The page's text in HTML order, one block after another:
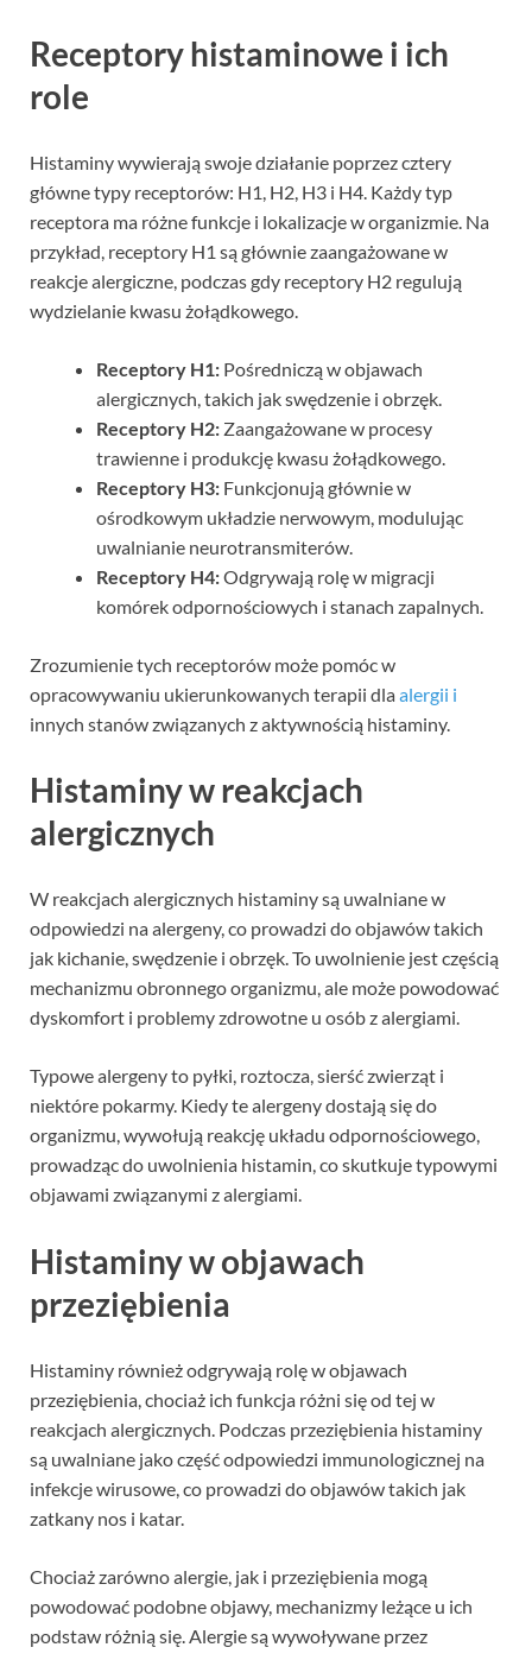
Receptory histaminowe i ich
role
Histaminy wywierają swoje działanie poprzez cztery
główne typy receptorów: H1, H2, H3 i H4. Każdy typ
receptora ma różne funkcje i lokalizacje w organizmie. Na
przykład, receptory H1 są głównie zaangażowane w
reakcje alergiczne, podczas gdy receptory H2 regulują
wydzielanie kwasu żołądkowego.
Receptory H1: Pośredniczą w objawach
alergicznych, takich jak swędzenie i obrzęk.
Receptory H2: Zaangażowane w procesy
trawienne i produkcję kwasu żołądkowego.
Receptory H3: Funkcjonują głównie w
ośrodkowym układzie nerwowym, modulując
uwalnianie neurotransmiterów.
Receptory H4:Odgrywają rolę w migracji
komórek odpornościowych i stanach zapalnych.
Zrozumienie tych receptorów może pomóc w
opracowywaniu ukierunkowanych terapii dlaalergii i
innych stanów związanych z aktywnością histaminy.
Histaminy w reakcjach
alergicznych
W reakcjach alergicznych histaminy są uwalniane w
odpowiedzi na alergeny, co prowadzi do objawów takich
jak kichanie, swędzenie i obrzęk. To uwolnienie jest częścią
mechanizmu obronnego organizmu, ale może powodować
dyskomfort i problemy zdrowotne u osób z alergiami.
Typowe alergeny to pyłki, roztocza, sierść zwierząt i
niektóre pokarmy. Kiedy te alergeny dostają się do
organizmu, wywołują reakcję układu odpornościowego,
prowadząc do uwolnienia histamin, co skutkuje typowymi
objawami związanymi z alergiami.
Histaminy w objawach
przeziębienia
Histaminy również odgrywają rolę w objawach
przeziębienia, chociaż ich funkcja różni się od tej w
reakcjach alergicznych. Podczas przeziębienia histaminy
są uwalniane jako część odpowiedzi immunologicznej na
infekcje wirusowe, co prowadzi do objawów takich jak
zatkany nos i katar.
Chociaż zarówno alergie, jak i przeziębienia mogą
powodować podobne objawy, mechanizmy leżące u ich
podstaw różnią się. Alergie są wywoływane przez